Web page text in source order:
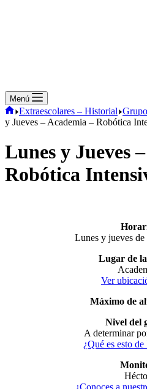
Menú
Inicio
Extraescolares – Historial
y Jueves – Academia – Robótica
Lunes y Jueves
Robótica
Lunes y jueves
Lugar de
Ver
Máximo de
Nivel del
A determinar
¿Qué es esto
¿Conoces a